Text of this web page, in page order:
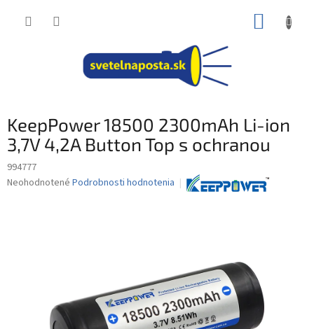
KeepPower 18500 2300mAh Li-ion
3,7V 4,2A Button Top s ochranou
994777
Priemerné
Neohodnotené Podrobnosti hodnotenia